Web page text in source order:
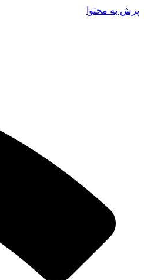
پرش به محتوا